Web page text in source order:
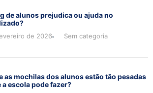
de alunos prejudica ou ajuda no
de 2026 Sem categoria
as mochilas dos alunos estão tão pesadas
a escola pode fazer?